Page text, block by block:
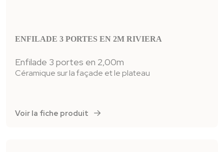
ENFILADE 3 PORTES EN 2M RIVIERA
Enfilade 3 portes en 2,00m
Céramique sur la façade et le plateau
Voir la fiche produit